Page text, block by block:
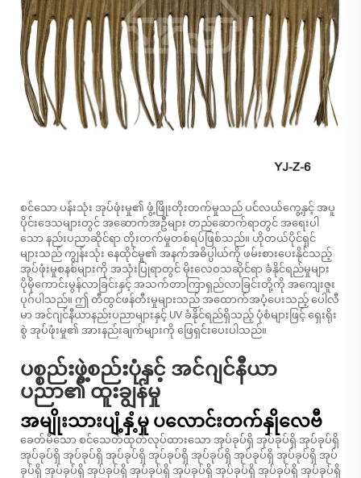
စင်သော ပန်းသုံး အုပ်ဖုံးမှု၏ ဖွံ့ဖြိုးတိုးတက်မှုသည် ပင်လယ်ကွေ့နှင့် အပူ
ပိုင်းဒေသများတွင် အဆောက်အဦများ တည်ဆောက်ရာတွင် အရေးပါ
သော နည်းပညာဆိုင်ရာ တိုးတက်မှုတစ်ရပ်ဖြစ်သည်။ ဟိုတယ်ပိုင်ရှင်
များသည် ကျွန်းသုံး နေထိုင်မှု၏ အနက်အဓိပ္ပါယ်ကို ဖမ်းစားပေးနိုင်သည့်
အုပ်ဖုံးမှုစနစ်များကို အသုံးပြုရာတွင် မိုးလေဝသဆိုင်ရာ ခံနိုင်ရည်မှုများ
ပိုမိုကောင်းမွန်လာခြင်းနှင့် အသက်တာကြာရှည်လာခြင်းတို့ကို အကျေးဇူး
ပုဂ်ပါသည်။ ဤ တီထွင်ဖန်တီးမှုများသည် အထောက်အပံ့ပေးသည့် ပေါလီ
မာ အင်ဂျင်နီယာနည်းပညာများနှင့် UV ခံနိုင်ရည်ရှိသည့် ပုံစံများဖြင့် ရှေးရိုး
စွဲ အုပ်ဖုံးမှု၏ အားနည်းချက်များကို ဖြေရှင်းပေးပါသည်။
ပစ္စည်းဖွဲ့စည်းပုံနှင့် အင်ဂျင်နီယာ
ပညာ၏ ထူးချွန်မှု
အမျိုးသားပျံ့နှံ့မှု ပလောင်းတက်နှိုလေဗီ
ခေတ်မီသော စင်သေတ်ထုတ်လုပ်ထားသော အုပ်ခုပ်ရှိ အုပ်ခုပ်ရှိ အုပ်ခုပ်ရှိ
အုပ်ခုပ်ရှိ အုပ်ခုပ်ရှိ အုပ်ခုပ်ရှိ အုပ်ခုပ်ရှိ အုပ်ခုပ်ရှိ အုပ်ခုပ်ရှိ အုပ်ခုပ်ရှိ အုပ်
ခုပ်ရှိ အုပ်ခုပ်ရှိ အုပ်ခုပ်ရှိ အုပ်ခုပ်ရှိ အုပ်ခုပ်ရှိ အုပ်ခုပ်ရှိ အုပ်ခုပ်ရှိ အုပ်ခုပ်ရှိ